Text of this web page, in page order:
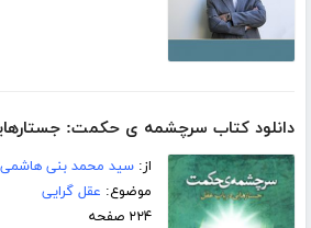
دانلود کتاب سرچشمه ی حکمت:
از:سید محمد بنی هاشمی
موضوع: عقل گرایی
۲۲۴ صفحه